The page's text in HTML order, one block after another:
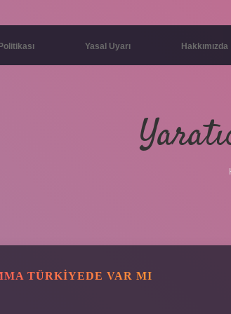
Yasal Uyarı Hakkımızda
TÜRKIYEDE VAR MI